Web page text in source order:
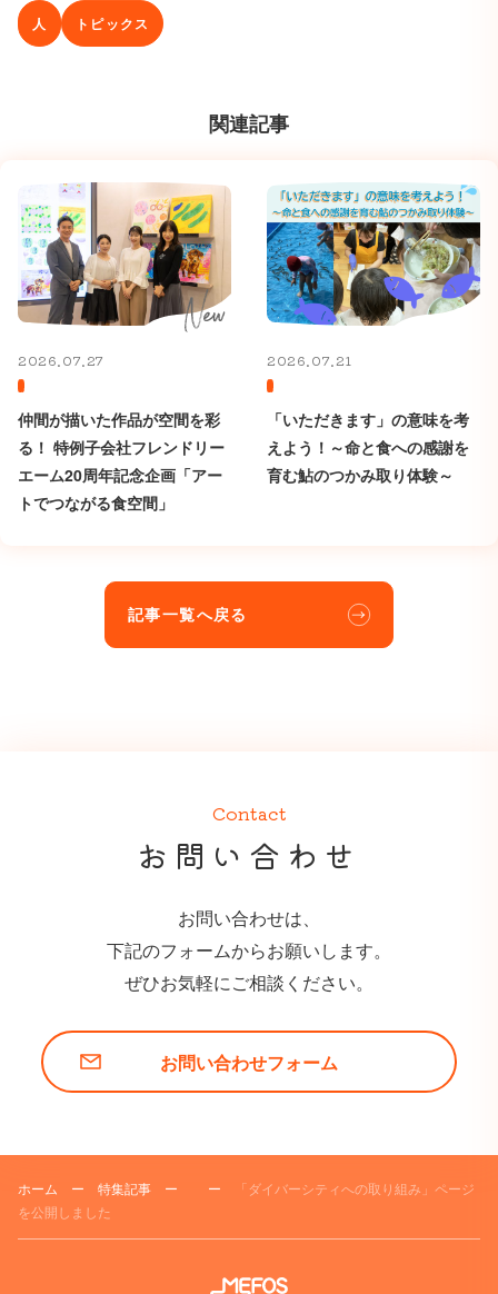
人 トピックス
関連記事
2026.07.27
仲間が描いた作品が空間を彩
る！ 特例子会社フレンドリー
エーム20周年記念企画「アー
トでつながる食空間」
2026.07.21
「いただきます」の意味を考
えよう！～命と食への感謝を
育む鮎のつかみ取り体験～
記事一覧へ戻る
Contact
お問い合わせ
お問い合わせは、
下記のフォームからお願いします。
ぜひお気軽にご相談ください。
お問い合わせフォーム
ホーム ー 特集記事 ー ー
「ダイバーシティへの取り組み」ページ
を公開しました